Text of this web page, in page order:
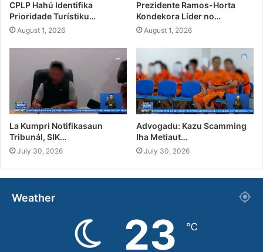
CPLP Hahú Identifika
Prioridade Turístiku…
August 1, 2026
Prezidente Ramos-Horta
Kondekora Líder no…
August 1, 2026
La Kumpri Notifikasaun
Tribunál, SIK…
July 30, 2026
Advogadu: Kazu Scamming
Iha Metiaut…
July 30, 2026
Weather
23 ℃